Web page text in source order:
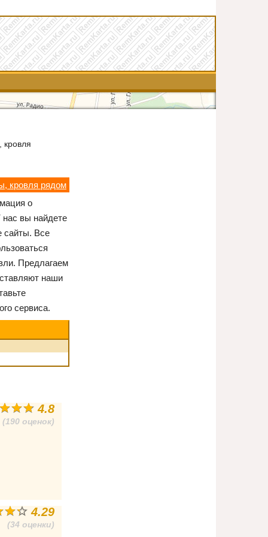
кровля
кровля рядом
о
нас вы найдете
сайты. Все
Предлагаем
наши
сервиса.
4.8
(190 оценок)
4.29
(34 оценки)